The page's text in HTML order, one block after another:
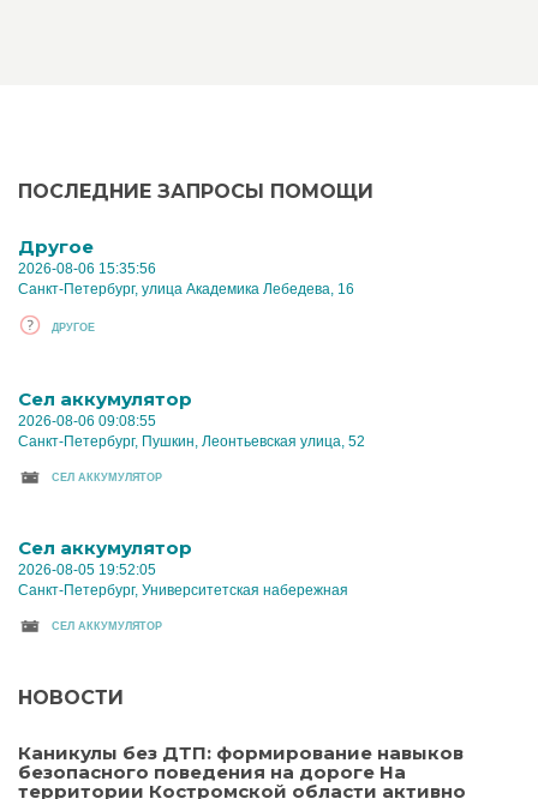
ПОСЛЕДНИЕ ЗАПРОСЫ ПОМОЩИ
Другое
2026-08-06 15:35:56
Санкт-Петербург, улица Академика Лебедева, 16
ДРУГОЕ
Cел аккумулятор
2026-08-06 09:08:55
Санкт-Петербург, Пушкин, Леонтьевская улица, 52
CЕЛ АККУМУЛЯТОР
Cел аккумулятор
2026-08-05 19:52:05
Санкт-Петербург, Университетская набережная
CЕЛ АККУМУЛЯТОР
НОВОСТИ
Каникулы без ДТП: формирование навыков
безопасного поведения на дороге На
территории Костромской области активно